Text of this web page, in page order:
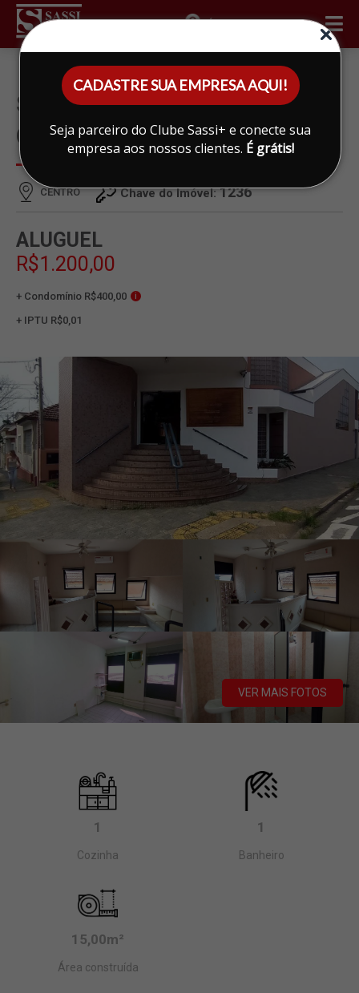
CADASTRE SUA EMPRESA AQUI!
Seja parceiro do Clube Sassi+ e conecte sua
empresa aos nossos clientes. É grátis!
ÁREA DO CLIENTE
SALA PARA ALUGAR EM
CENTRO, LIMEIRA
CENTRO Chave do Imóvel:1236
ALUGUEL
R$1.200,00
+ Condomínio R$400,00 i
+ IPTU R$0,01
VER MAIS FOTOS
1
Cozinha
1
Banheiro
15,00m²
Área construída